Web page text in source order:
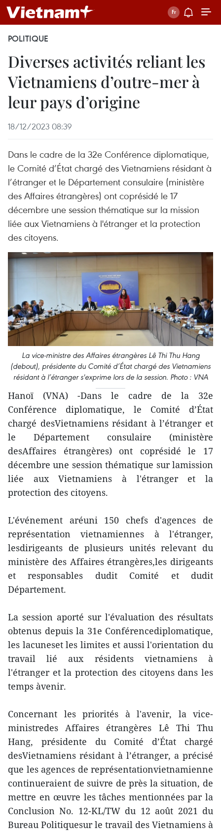
POLITIQUE
Diverses activités reliant les
Vietnamiens d’outre-mer à
leur pays d’origine
18/12/2023 08:39
Dans le cadre de la 32e Conférence diplomatique,
le Comité d’État chargé des Vietnamiens résidant à
l’étranger et le Département consulaire (ministère
des Affaires étrangères) ont coprésidé le 17
décembre une session thématique sur la mission
liée aux Vietnamiens à l'étranger et la protection
des citoyens.
La vice-ministre des Affaires étrangères Lê Thi Thu Hang
(debout), présidente du Comité d’État chargé des Vietnamiens
résidant à l’étranger s'exprime lors de la session. Photo : VNA
Hanoï (VNA) -Dans le cadre de la 32e
Conférence diplomatique, le Comité d’État
chargé desVietnamiens résidant à l’étranger et
le Département consulaire (ministère
desAffaires étrangères) ont coprésidé le 17
décembre une session thématique sur lamission
liée aux Vietnamiens à l'étranger et la
protection des citoyens.
L'événement aréuni 150 chefs d'agences de
représentation vietnamiennes à l'étranger,
lesdirigeants de plusieurs unités relevant du
ministère des Affaires étrangères,les dirigeants
et responsables dudit Comité et dudit
Département.
La session aporté sur l'évaluation des résultats
obtenus depuis la 31e Conférencediplomatique,
les lacuneset les limites et aussi l'orientation du
travail lié aux résidents vietnamiens à
l'étranger et la protection des citoyens dans les
temps àvenir.
Concernant les priorités à l'avenir, la vice-
ministredes Affaires étrangères Lê Thi Thu
Hang, présidente du Comité d’État chargé
desVietnamiens résidant à l’étranger, a précisé
que les agences de représentationvietnamienne
continueraient de suivre de près la situation, de
mettre en œuvre les tâches mentionnées par la
Conclusion No. 12-KL/TW du 12 août 2021 du
Bureau Politiquesur le travail des Vietnamiens à